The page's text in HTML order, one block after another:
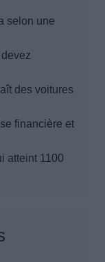
selon une
des voitures
financière et
atteint 1100